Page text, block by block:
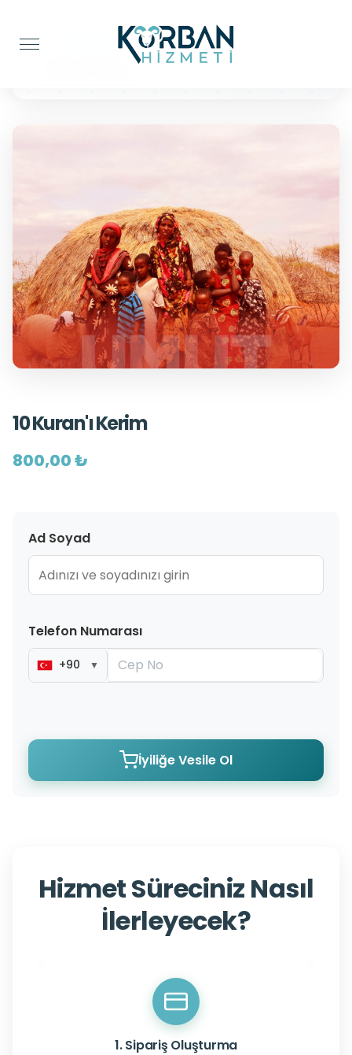
Kur'an-ı Kerim
10 Kuran'ı Kerim
800,00 ₺
Ad Soyad
Telefon Numarası
+90 ▼
İyiliğe Vesile Ol
Hizmet Süreciniz Nasıl
İlerleyecek?
1. Sipariş Oluşturma